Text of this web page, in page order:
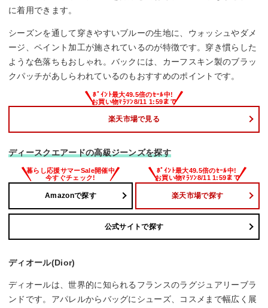
に着用できます。
シーズンを通して穿きやすいブルーの生地に、ウォッシュやダメ
ージ、ペイント加工が施されているのが特徴です。穿き慣らした
ような色落ちもおしゃれ。バックには、カーフスキン製のブラッ
クパッチがあしらわれているのもおすすめのポイントです。
楽天市場で見る
ディースクエアードの高級ジーンズを探す
Amazonで探す 楽天市場で探す
公式サイトで探す
ディオール(Dior)
ディオールは、世界的に知られるフランスのラグジュアリーブラ
ンドです。アパレルからバッグにシューズ、コスメまで幅広く展